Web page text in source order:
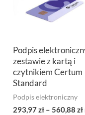
Podpis
zestawie z kartą i
czytnikiem Certum
Standard
Podpis elektroniczny
293,97zł –560,88zł